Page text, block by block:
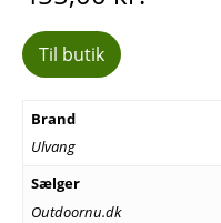
Til butik
Brand
Ulvang
Sælger
Outdoornu.dk